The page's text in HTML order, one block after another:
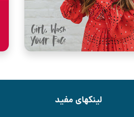
لینکهای مفید